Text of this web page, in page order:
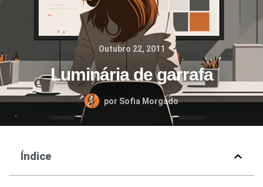
Outubro 22, 2011
Luminária de garrafa
por Sofia Morgado
Índice